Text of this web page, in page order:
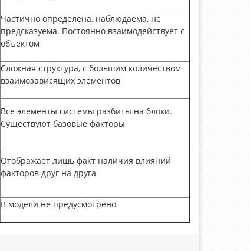
Частично определена, наблюдаема, не
предсказуема. Постоянно взаимодействует с
объектом
Сложная структура, с большим количеством
взаимозависящих элементов
Все элементы системы разбиты на блоки.
Существуют базовые факторы
Отображает лишь факт наличия влияний
факторов друг на друга
В модели не предусмотрено